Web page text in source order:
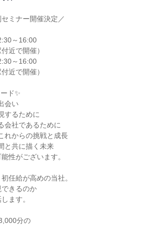
ミナー開催決定／
～16:00
近で開催）
～16:00
近で開催）
ド✨
会い
するために
会社であるために
れからの挑戦と成長
と共に描く未来
性がございます。
任給が高めの当社。
きるのか
ます。
分の